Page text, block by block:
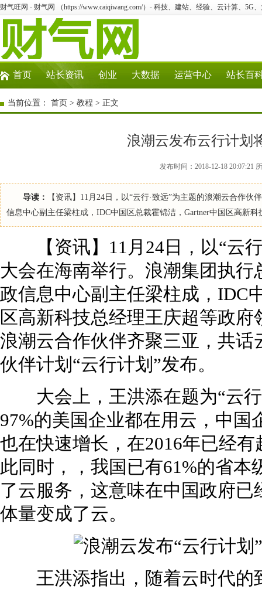
财气旺网 - 财气网 （https://www.caiqiwang.com/）- 科技、建站、经验、云计算、5G
首页 站长资讯 创业 大数据 运营中心 站长百
当前位置： 首页 > 教程 > 正文
浪潮云发布云行计划
发布时间：2018-12-18 20:07:21
导读：
【资讯】11月24日，以“云行·致远”为主题的浪潮云合作
信息中心副主任梁柱成，IDC中国区总裁霍锦洁，Gartner中国区高新
【资讯】11月24日，以“云行
大会在海南举行。浪潮集团执
政信息中心副主任梁柱成，IDC
区高新科技总经理王庆超等政
浪潮云合作伙伴齐聚三亚，共
伙伴计划“云行计划”发布。
大会上，王洪添在题为“云行
97%的美国企业都在用云，中
也在快速增长，在2016年已经
此同时，，我国已有61%的省本
了云服务，这意味在中国政府
体量变成了云。
王洪添指出，随着云时代的